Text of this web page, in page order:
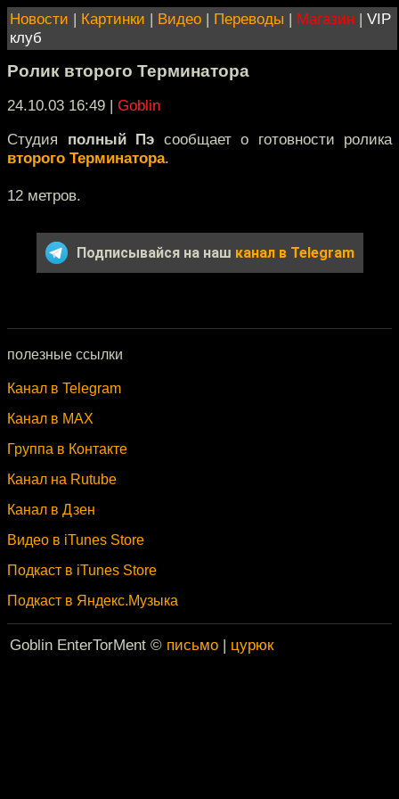
Новости | Картинки | Видео | Переводы | Магазин | VIP
клуб
Ролик второго Терминатора
24.10.03 16:49 | Goblin
Студия полный Пэ сообщает о готовности ролика
второго Терминатора.
12 метров.
Подписывайся на наш канал в Telegram
полезные ссылки
Канал в Telegram
Канал в MAX
Группа в Контакте
Канал на Rutube
Канал в Дзен
Видео в iTunes Store
Подкаст в iTunes Store
Подкаст в Яндекс.Музыка
Goblin EnterTorMent © письмо | цурюк